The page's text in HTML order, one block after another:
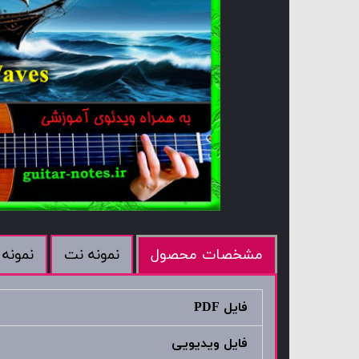
مشخصات محصول نمونه نت
فایل PDF
فایل ویدیویی